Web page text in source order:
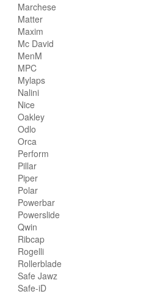
Marchese
Matter
Maxim
Mc David
MenM
MPC
Mylaps
Nalini
Nice
Oakley
Odlo
Orca
Perform
Pillar
Piper
Polar
Powerbar
Powerslide
Qwin
Ribcap
Rogelli
Rollerblade
Safe Jawz
Safe-iD